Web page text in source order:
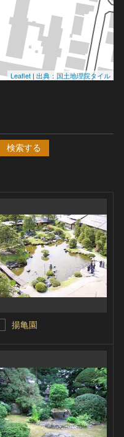
Leaflet | 出典：国土地理院タイル
検索する
揚亀園